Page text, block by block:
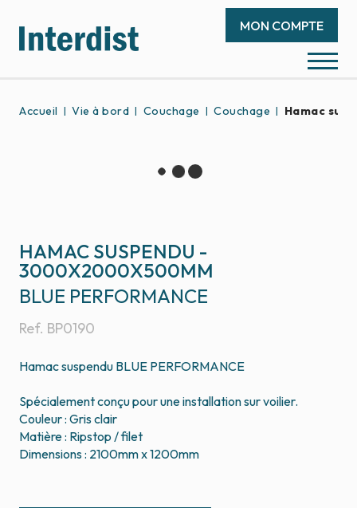
MON COMPTE
Accueil Vie à bord Couchage Couchage Hamac
HAMAC SUSPENDU -
3000X2000X500MM
Ref. BP0190
BLUE PERFORMANCE
Hamac suspendu BLUE PERFORMANCE
Spécialement conçu pour une installation sur voilier.
Couleur : Gris clair
Matière : Ripstop / filet
Dimensions : 2100mm x 1200mm